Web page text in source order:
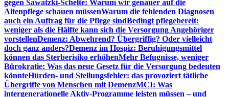
gegen Sawatzki-Schelte: Warum wir genauer auf die
Altenpflege schauen müssenWarum die fehlenden Diagnosen
auch ein Auftrag für die Pflege sindBedingt pflegebereit:
weniger als die Hälfte kann sich die Versorgung Angehöriger
vorstellenDemenz: Abwehrend? Übergriffig? Oder vielleicht
doch ganz anders?Demenz im Hospiz: Beruhigungsmittel
können das Sterberisiko erhöhenMehr Befugnisse, weniger
Bürokratie: Was das neue Gesetz für die Versorgung bedeuten
könnteHürden- und Stellungsfehler: das provoziert tätliche
Übergriffe von Menschen mit DemenzMCI: Was
intergenerationelle Aktiv-Programme leisten müssen – und